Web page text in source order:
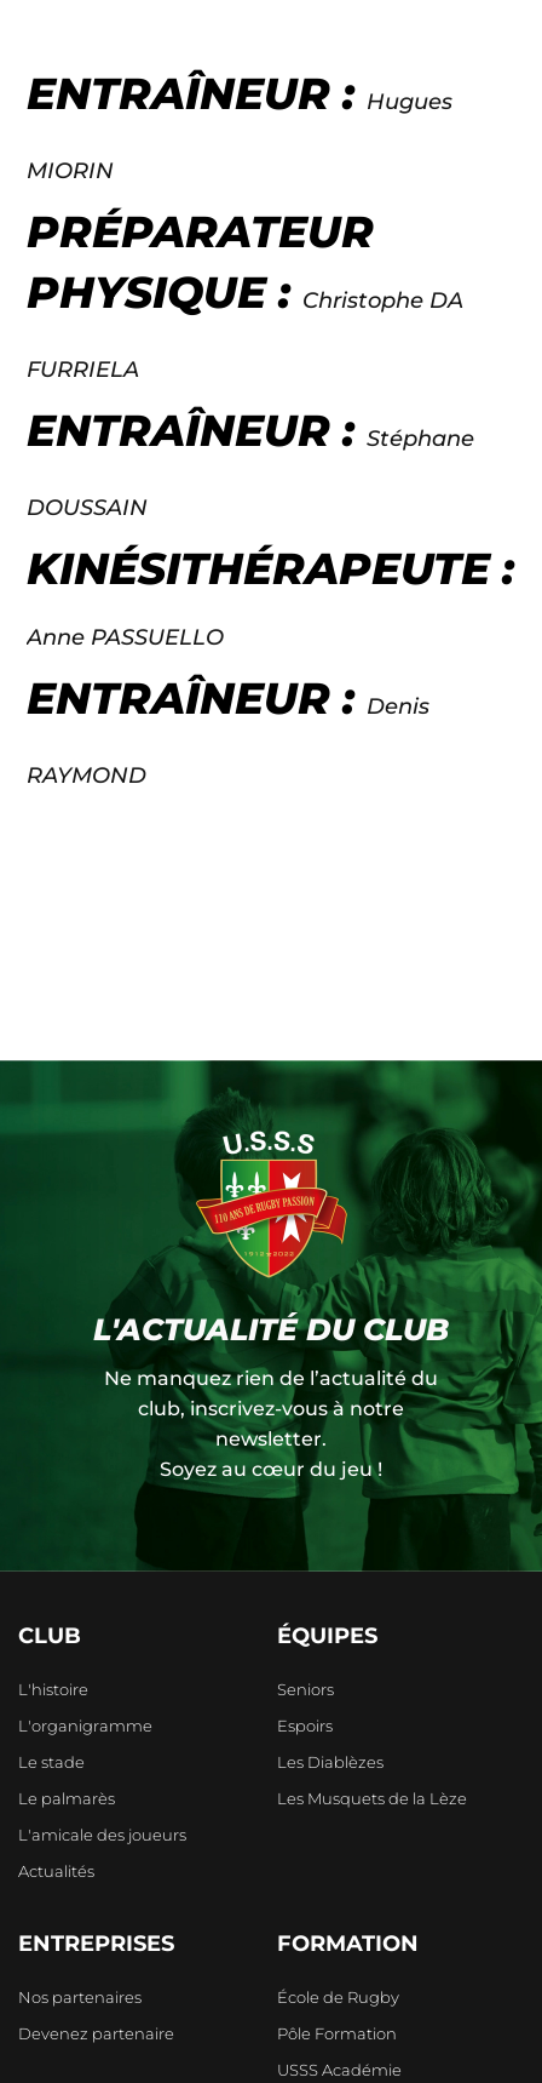
ENTRAÎNEUR : Hugues
MIORIN
PRÉPARATEUR
PHYSIQUE : Christophe DA
FURRIELA
ENTRAÎNEUR :Stéphane
DOUSSAIN
KINÉSITHÉRAPEUTE :
Anne PASSUELLO
ENTRAÎNEUR : Denis
RAYMOND
L'ACTUALITÉ DU CLUB
Ne manquez rien de l’actualité du
club, inscrivez-vous à notre
newsletter.
Soyez au cœur du jeu !
CLUB
L'histoire
L'organigramme
Le stade
Le palmarès
L'amicale des joueurs
Actualités
ÉQUIPES
Seniors
Espoirs
Les Diablèzes
Les Musquets de la Lèze
ENTREPRISES
Nos partenaires
Devenez partenaire
FORMATION
École de Rugby
Pôle Formation
USSS Académie